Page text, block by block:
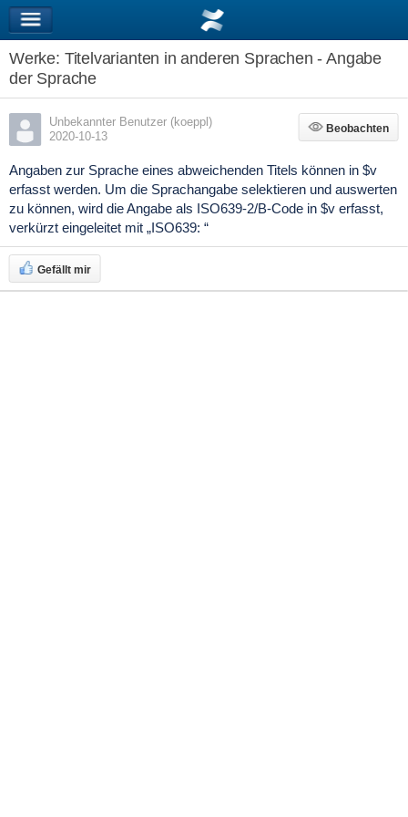
Werke: Titelvarianten in anderen Sprachen - Angabe
der Sprache
Unbekannter Benutzer (koeppl)
2020-10-13
Beobachten
Beobachten
Angaben zur Sprache eines abweichenden Titels können in $v
erfasst werden. Um die Sprachangabe selektieren und auswerten
zu können, wird die Angabe als ISO639-2/B-Code in $v erfasst,
verkürzt eingeleitet mit „ISO639: “
Gefällt mir